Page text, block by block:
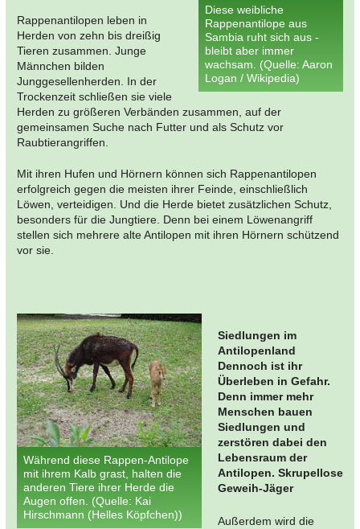
Diese weibliche
Rappenantilope aus
Sambia ruht sich aus -
bleibt aber immer
wachsam. (Quelle: Aaron
Logan / Wikipedia)
Rappenantilopen leben in
Herden von zehn bis dreißig
Tieren zusammen. Junge
Männchen bilden
Junggesellenherden. In der
Trockenzeit schließen sie viele
Herden zu größeren Verbänden zusammen, auf der
gemeinsamen Suche nach Futter und als Schutz vor
Raubtierangriffen.
Mit ihren Hufen und Hörnern können sich Rappenantilopen
erfolgreich gegen die meisten ihrer Feinde, einschließlich
Löwen, verteidigen. Und die Herde bietet zusätzlichen Schutz,
besonders für die Jungtiere. Denn bei einem Löwenangriff
stellen sich mehrere alte Antilopen mit ihren Hörnern schützend
vor sie.
Während diese Rappen-Antilope
mit ihrem Kalb grast, halten die
anderen Tiere ihrer Herde die
Augen offen. (Quelle: Kai
Hirschmann (Helles Köpfchen))
Siedlungen im
Antilopenland
Dennoch ist ihr
Überleben in Gefahr.
Denn immer mehr
Menschen bauen
Siedlungen und
zerstören dabei den
Lebensraum der
Antilopen. Skrupellose
Geweih-Jäger
Außerdem wird die